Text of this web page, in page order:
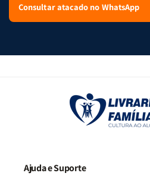
Consultar atacado no WhatsApp
Ajuda e Suporte